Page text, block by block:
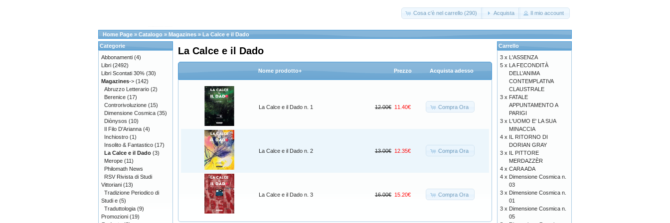
Cosa c'è nel carrello (290) Acquista Il mio account
Home Page » Catalogo » Magazines » La Calce e il Dado
La Calce e il Dado
Nome prodotto+ Prezzo Acquista adesso
La Calce e il Dado n. 1 12.00€ 11.40€ Compra Ora
La Calce e il Dado n. 2 13.00€ 12.35€ Compra Ora
La Calce e il Dado n. 3 16.00€ 15.20€ Compra Ora
Categorie
Abbonamenti (4)
Libri (2492)
Libri Scontati 30% (30)
Magazines-> (142)
Abruzzo Letterario (2)
Berenice (17)
Controrivoluzione (15)
Dimensione Cosmica (35)
Diònysos (10)
Il Filo D'Arianna (4)
Inchiostro (1)
Insolito & Fantastico (17)
La Calce e il Dado (3)
Merope (11)
Philomath News
RSV Rivista di Studi
Vittoriani (13)
Tradizione Periodico di
Studi e (5)
Traduttologia (9)
Promozioni (19)
Carrello
3 x L'ASSENZA
5 x LA FECONDITÀ
DELL’ANIMA
CONTEMPLATIVA
CLAUSTRALE
3 x FATALE
APPUNTAMENTO A
PARIGI
3 x L'UOMO E' LA SUA
MINACCIA
4 x IL RITORNO DI
DORIAN GRAY
3 x IL PITTORE
MERDAZZÈR
4 x CARA ADA
4 x Dimensione Cosmica n.
03
3 x Dimensione Cosmica n.
01
3 x Dimensione Cosmica n.
05